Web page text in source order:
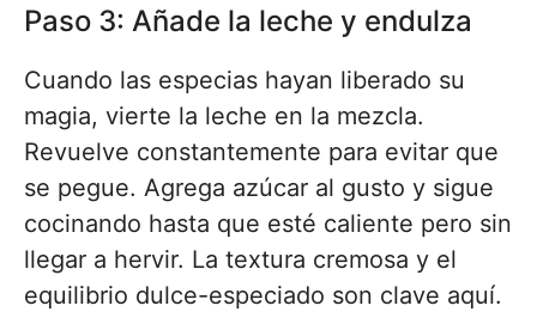
Paso 3: Añade la leche y endulza
Cuando las especias hayan liberado su
magia, vierte la leche en la mezcla.
Revuelve constantemente para evitar que
se pegue. Agrega azúcar al gusto y sigue
cocinando hasta que esté caliente pero sin
llegar a hervir. La textura cremosa y el
equilibrio dulce-especiado son clave aquí.